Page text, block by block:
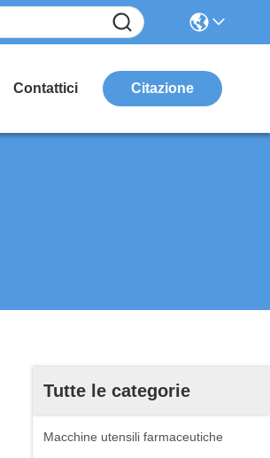
Contattici Citazione
Tutte le categorie
Macchine utensili farmaceutiche